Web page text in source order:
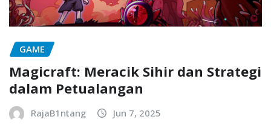
GAME
Magicraft: Meracik Sihir dan Strategi
dalam Petualangan
RajaB1ntang Jun 7, 2025